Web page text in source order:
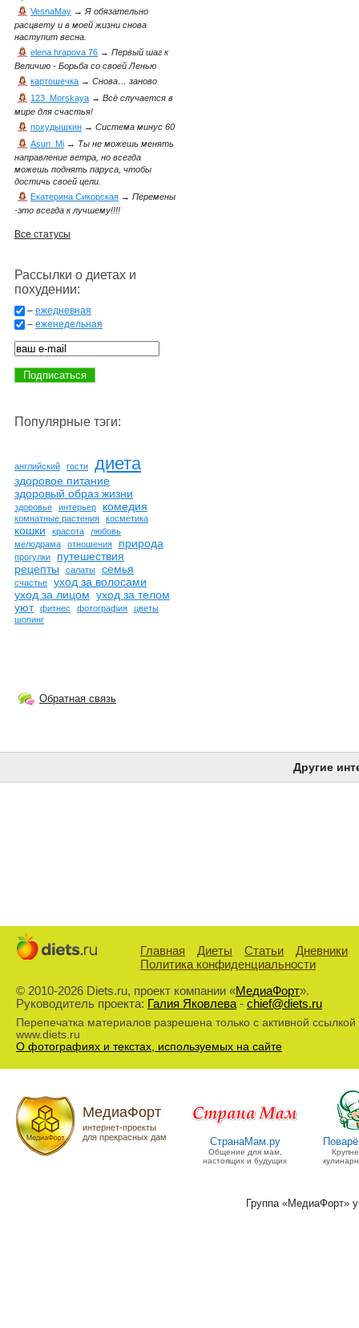
VesnaMay →Я обязательно
расцвету и в моей жизни снова
наступит весна.
elena hrapova 76 → Первый шаг к
Величию - Борьба со своей Ленью
картошечка → Снова… заново
123_Morskaya → Всё случается в
мире для счастья!
похудышкин → Система минус 60
Asun_Mi → Ты не можешь менять
направление ветра, но всегда
можешь поднять паруса, чтобы
достичь своей цели.
Екатерина Сикорская → Перемены
-это всегда к лучшему!!!!
Все статусы
Рассылки о диетах и
похудении:
– ежедневная
– еженедельная
Популярные тэги:
английский гости диета
здоровое питание
здоровый образ жизни
здоровье интерьер комедия
комнатные растения косметика
кошки красота
любовь
мелодрама
отношения природа
прогулки
путешествия
рецепты
салаты семья
счастье
уход за волосами
уход за лицом уход за телом
уют
фитнес фотография
цветы
шопинг
Обратная связь
Другие
Главная Диеты Статьи
Дневники
Политика конфиденциальности
© 2010-2026 Diets.ru, проект компании «МедиаФорт».
Руководитель проекта: Галия Яковлева- chief@diets.ru
Перепечатка материалов разрешена только с активной ссылкой
www.diets.ru
О фотографиях и текстах, используемых на сайте
МедиаФорт
интернет-проекты
для прекрасных дам
СтранаМам.ру
Общение для мам,
настоящих и будущих
Группа «МедиаФорт»